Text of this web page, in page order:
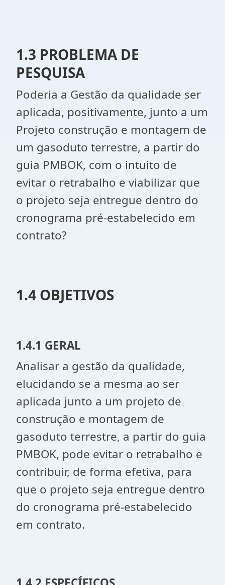
1.3 PROBLEMA DE
PESQUISA
Poderia a Gestão da qualidade ser
aplicada, positivamente, junto a um
Projeto construção e montagem de
um gasoduto terrestre, a partir do
guia PMBOK, com o intuito de
evitar o retrabalho e viabilizar que
o projeto seja entregue dentro do
cronograma pré-estabelecido em
contrato?
1.4 OBJETIVOS
1.4.1 GERAL
Analisar a gestão da qualidade,
elucidando se a mesma ao ser
aplicada junto a um projeto de
construção e montagem de
gasoduto terrestre, a partir do guia
PMBOK, pode evitar o retrabalho e
contribuir, de forma efetiva, para
que o projeto seja entregue dentro
do cronograma pré-estabelecido
em contrato.